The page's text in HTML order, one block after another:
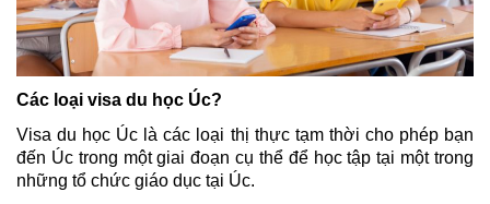
Các loại visa du học Úc?
Visa du học Úc là các loại thị thực tạm thời cho phép bạn
đến Úc trong một giai đoạn cụ thể để học tập tại một trong
những tổ chức giáo dục tại Úc.